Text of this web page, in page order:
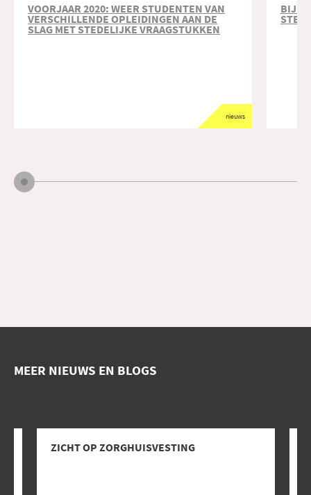
nieuws
VOORJAAR 2020: WEER STUDENTEN VAN
VERSCHILLENDE OPLEIDINGEN AAN DE
SLAG MET STEDELIJKE VRAAGSTUKKEN
MEER NIEUWS EN BLOGS
ZICHT OP ZORGHUISVESTING